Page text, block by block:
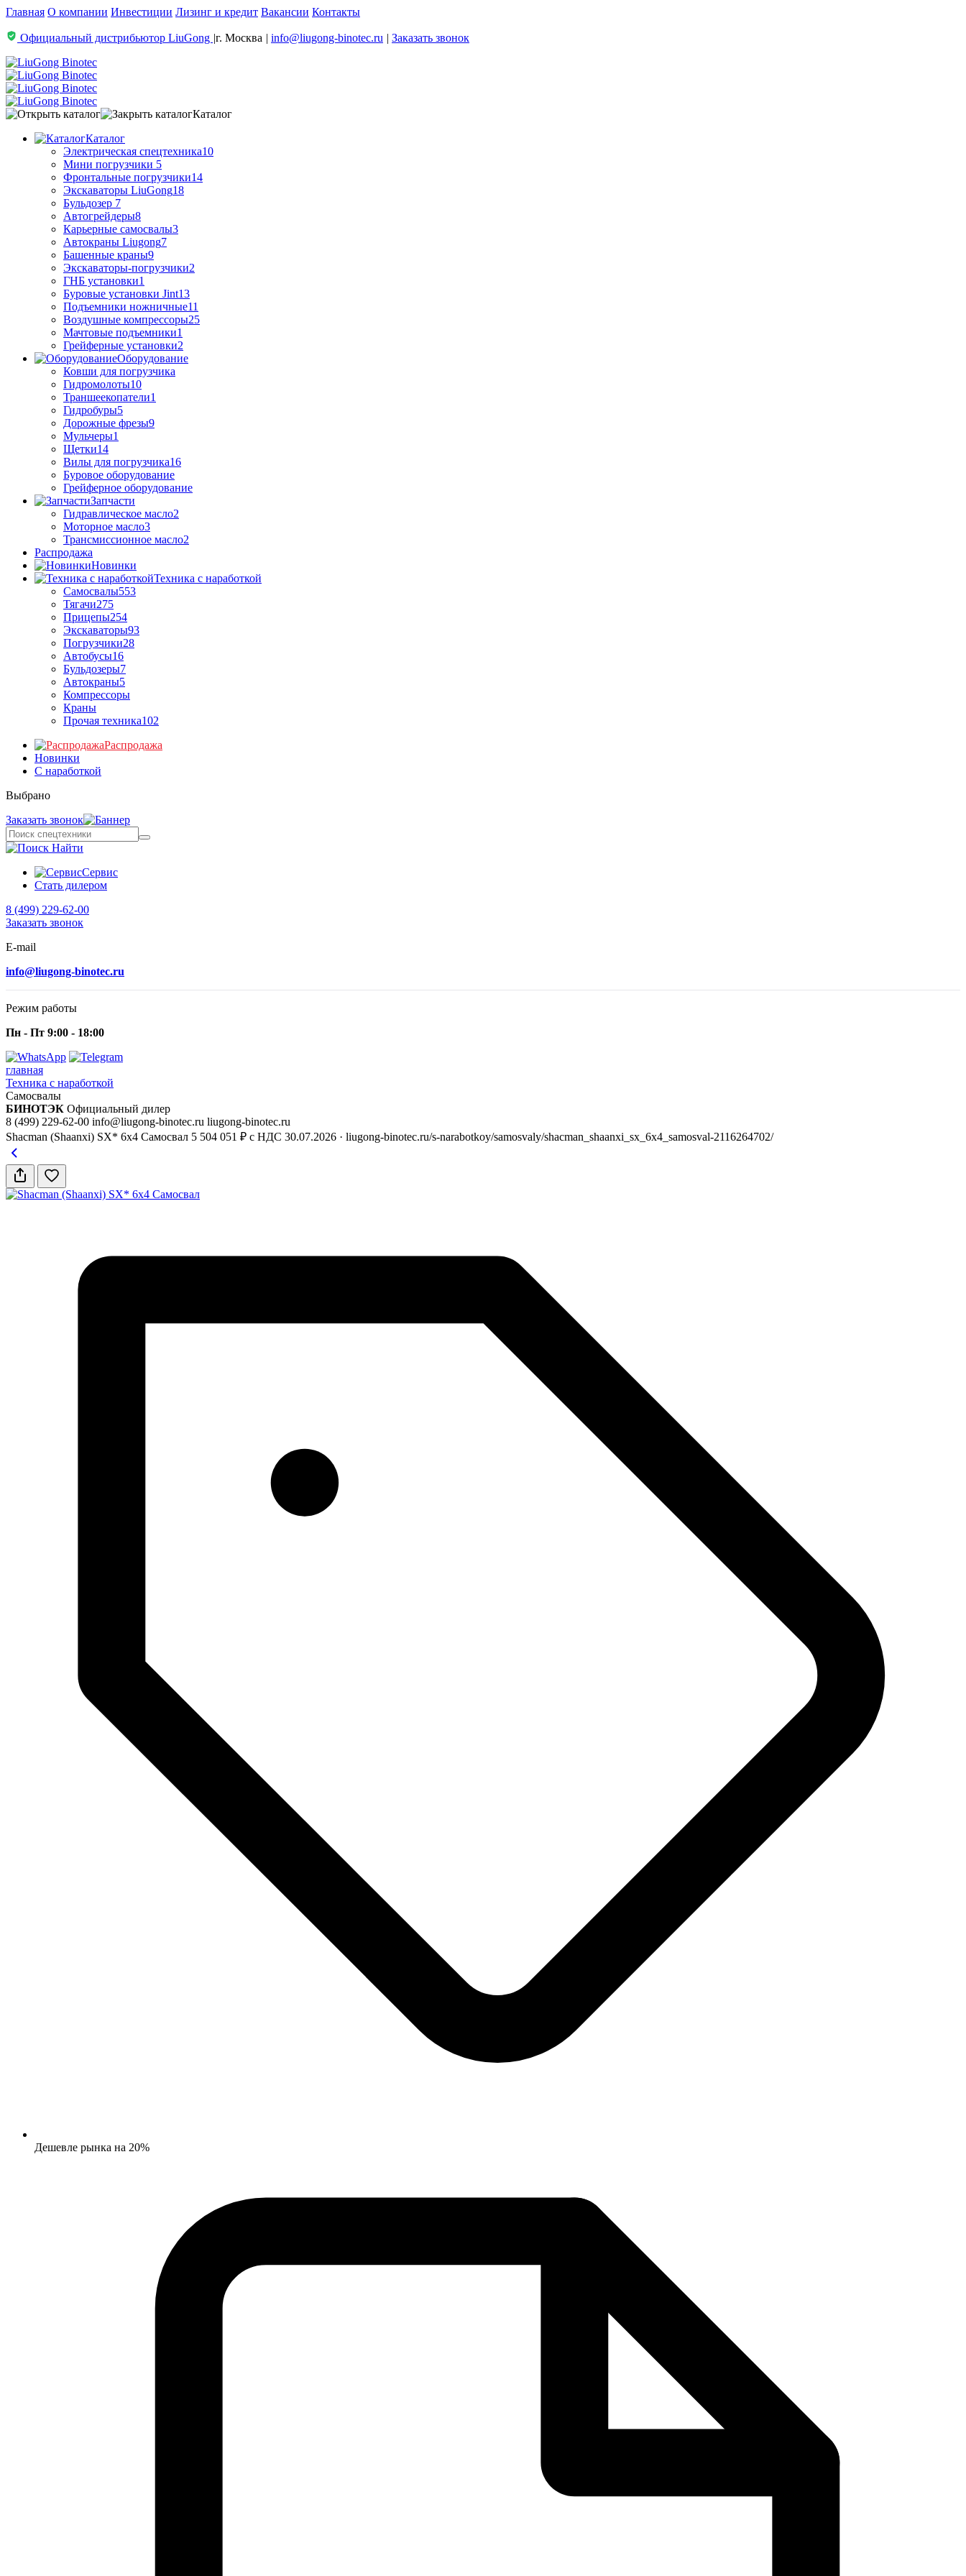
Главная О компании Инвестиции Лизинг и кредит Вакансии Контакты
Официальный дистрибьютор LiuGong |г. Москва | info@liugong-binotec.ru | Заказать звонок
Каталог
Каталог
Электрическая спецтехника10
Мини погрузчики 5
Фронтальные погрузчики14
Экскаваторы LiuGong18
Бульдозер 7
Автогрейдеры8
Карьерные самосвалы3
Автокраны Liugong7
Башенные краны9
Экскаваторы-погрузчики2
ГНБ установки1
Буровые установки Jint13
Подъемники ножничные11
Воздушные компрессоры25
Мачтовые подъемники1
Грейферные установки2
Оборудование
Ковши для погрузчика
Гидромолоты10
Траншеекопатели1
Гидробуры5
Дорожные фрезы9
Мульчеры1
Щетки14
Вилы для погрузчика16
Буровое оборудование
Грейферное оборудование
Запчасти
Гидравлическое масло2
Моторное масло3
Трансмиссионное масло2
Распродажа
Новинки
Техника с наработкой
Самосвалы553
Тягачи275
Прицепы254
Экскаваторы93
Погрузчики28
Автобусы16
Бульдозеры7
Автокраны5
Компрессоры
Краны
Прочая техника102
Распродажа
Новинки
С наработкой
Выбрано
Заказать звонок
Найти
Сервис
Стать дилером
8 (499) 229-62-00
Заказать звонок
E-mail
info@liugong-binotec.ru
Режим работы
Пн - Пт 9:00 - 18:00
главная
Техника с наработкой
Самосвалы
БИНОТЭК Официальный дилер
8 (499) 229-62-00 info@liugong-binotec.ru liugong-binotec.ru
Shacman (Shaanxi) SX* 6x4 Самосвал 5 504 051 ₽ с НДС 30.07.2026 · liugong-binotec.ru/s-narabotkoy/samosvaly/shacman_shaanxi_sx_6x4_samosval-2116264702/
Дешевле рынка на 20%